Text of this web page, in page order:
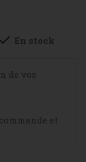
 En stock
de vos
et